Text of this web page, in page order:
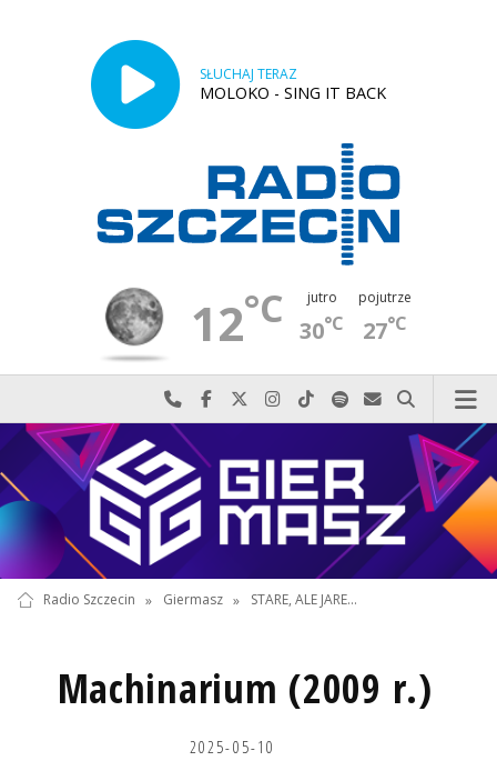
SŁUCHAJ TERAZ
MOLOKO - SING IT BACK
12°C jutro
30°C
pojutrze
27°C
Najlepiej po prostu do nas zadzwoń
Odwiedź nas na Facebook-u
Odwiedź nas na X
Odwiedź nas na Instagram-ie
Odwiedź nas na TikTok-u
Szukaj nas na Spotify
Wyślij do nas
Szukaj
Radio Szczecin » Giermasz » STARE, ALE JARE...
Machinarium (2009 r.)
2025-05-10